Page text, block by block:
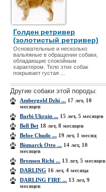
Голден ретривер
(золотистый ретривер)
Основательные и несколько
вальяжные в обращении собаки,
обладающие спокойным
характером. Тело этих собак
покрывает густая ...
Другие собаки этой породы:
Ambergold Dzhi ... 17 лет, 10
месяцев
Barbi Ukrain ... 15 лет, 5 месяцев
Bell Bet 18 лет, 8 месяцев
Beloe Chudo ... 19 лет, 1 месяц
Bismarck Otto ... 14 лет, 10
месяцев
Bronson Richi ... 13 лет, 5 месяцев
DARLING 16 лет, 4 месяца
DARLING FIRE ... 13 лет, 9
месяцев